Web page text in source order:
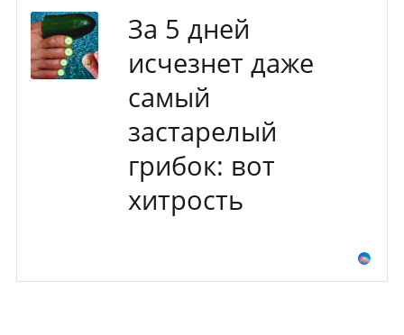
За 5 дней
исчезнет даже
самый
застарелый
грибок: вот
хитрость